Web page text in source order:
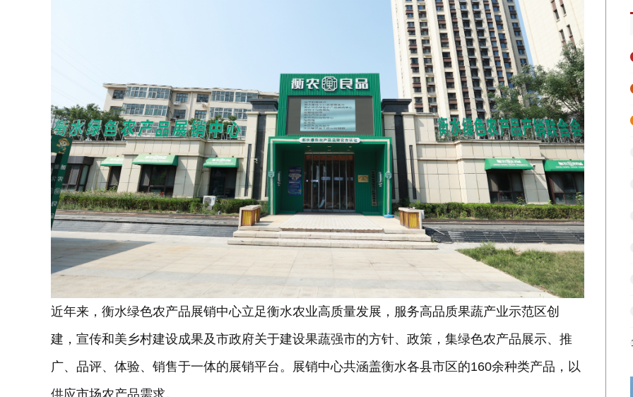
近年来，衡水绿色农产品展销中心立足衡水农业高质量发展，服务高品质果蔬产业示范区创
建，宣传和美乡村建设成果及市政府关于建设果蔬强市的方针、政策，集绿色农产品展示、推
广、品评、体验、销售于一体的展销平台。展销中心共涵盖衡水各县市区的160余种类产品，以
供应市场农产品需求。